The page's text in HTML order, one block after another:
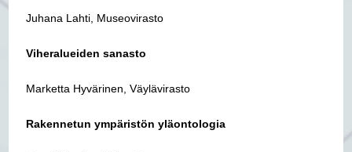
Juhana Lahti, Museovirasto
Viheralueiden sanasto
Marketta Hyvärinen, Väylävirasto
Rakennetun ympäristön yläontologia